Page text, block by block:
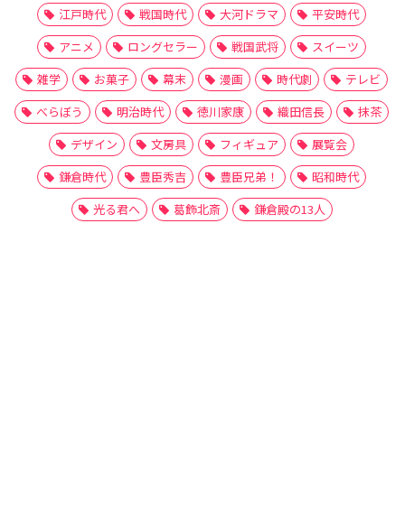
江戸時代 戦国時代 大河ドラマ
平安時代
アニメ
ロングセラー 戦国武将
スイーツ
雑学
お菓子 幕末 漫画 時代劇
テレビ
べらぼう
明治時代 徳川家康 織田信長
抹茶
デザイン
文房具 フィギュア
展覧会
鎌倉時代
豊臣秀吉 豊臣兄弟！
昭和時代
光る君へ
葛飾北斎 鎌倉殿の13人